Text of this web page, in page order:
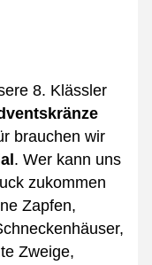
8. Klässler
brauchen wir
. Wer kann uns
zukommen
Zapfen,
Zweige,